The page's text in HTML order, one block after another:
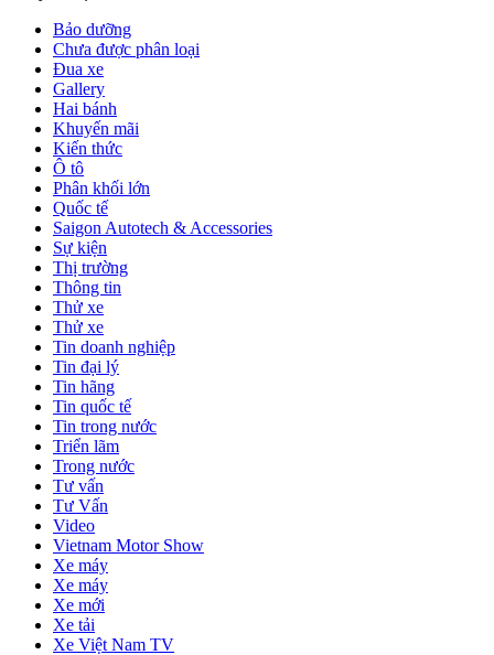
Bảo dưỡng
Chưa được phân loại
Đua xe
Gallery
Hai bánh
Khuyến mãi
Kiến thức
Ô tô
Phân khối lớn
Quốc tế
Saigon Autotech & Accessories
Sự kiện
Thị trường
Thông tin
Thử xe
Thử xe
Tin doanh nghiệp
Tin đại lý
Tin hãng
Tin quốc tế
Tin trong nước
Triển lãm
Trong nước
Tư vấn
Tư Vấn
Video
Vietnam Motor Show
Xe máy
Xe máy
Xe mới
Xe tải
Xe Việt Nam TV